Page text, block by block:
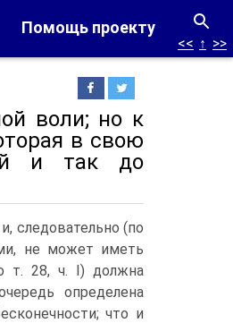
Помощь проекту
<< ↑ >>
воли; но к
в свою
и так до
следовательно (по
не может иметь
т. 28, ч. I) должна
определена
что и